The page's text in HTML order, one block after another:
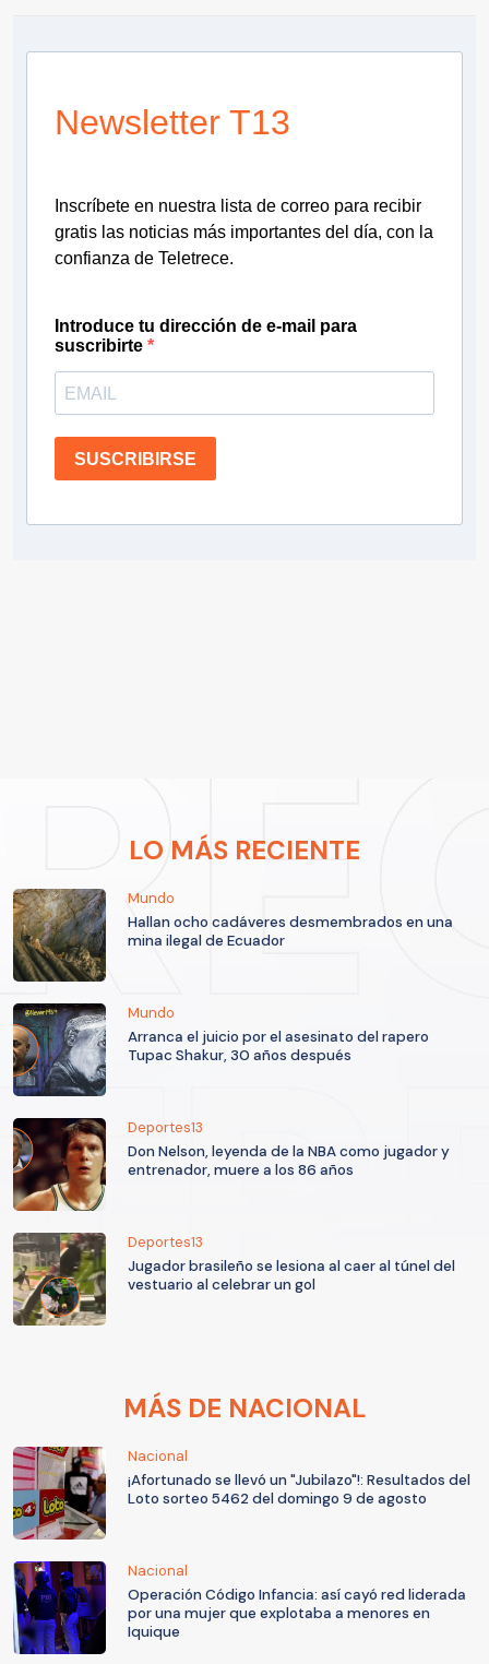
Newsletter T13
Inscríbete en nuestra lista de correo para recibir
gratis las noticias más importantes del día, con la
confianza de Teletrece.
Introduce tu dirección de e-mail para
suscribirte
SUSCRIBIRSE
LO MÁS RECIENTE
Mundo
Hallan ocho cadáveres desmembrados en una
mina ilegal de Ecuador
Mundo
Arranca el juicio por el asesinato del rapero
Tupac Shakur, 30 años después
Deportes13
Don Nelson, leyenda de la NBA como jugador y
entrenador, muere a los 86 años
Deportes13
Jugador brasileño se lesiona al caer al túnel del
vestuario al celebrar un gol
MÁS DE NACIONAL
Nacional
¡Afortunado se llevó un "Jubilazo"!: Resultados del
Loto sorteo 5462 del domingo 9 de agosto
Nacional
Operación Código Infancia: así cayó red liderada
por una mujer que explotaba a menores en
Iquique